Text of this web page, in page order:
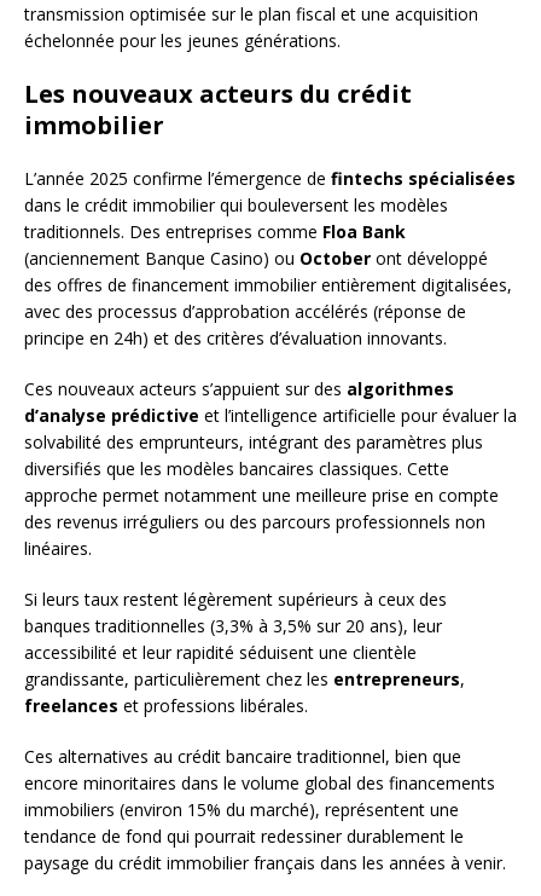
transmission optimisée sur le plan fiscal et une acquisition
échelonnée pour les jeunes générations.
Les nouveaux acteurs du crédit
immobilier
L’année 2025 confirme l’émergence de fintechs spécialisées
dans le crédit immobilier qui bouleversent les modèles
traditionnels. Des entreprises comme Floa Bank
(anciennement Banque Casino) ou October ont développé
des offres de financement immobilier entièrement digitalisées,
avec des processus d’approbation accélérés (réponse de
principe en 24h) et des critères d’évaluation innovants.
Ces nouveaux acteurs s’appuient sur des algorithmes
d’analyse prédictive et l’intelligence artificielle pour évaluer la
solvabilité des emprunteurs, intégrant des paramètres plus
diversifiés que les modèles bancaires classiques. Cette
approche permet notamment une meilleure prise en compte
des revenus irréguliers ou des parcours professionnels non
linéaires.
Si leurs taux restent légèrement supérieurs à ceux des
banques traditionnelles (3,3% à 3,5% sur 20 ans), leur
accessibilité et leur rapidité séduisent une clientèle
grandissante, particulièrement chez les entrepreneurs,
freelances et professions libérales.
Ces alternatives au crédit bancaire traditionnel, bien que
encore minoritaires dans le volume global des financements
immobiliers (environ 15% du marché), représentent une
tendance de fond qui pourrait redessiner durablement le
paysage du crédit immobilier français dans les années à venir.